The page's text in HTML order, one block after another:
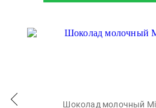
Шоколад молочный